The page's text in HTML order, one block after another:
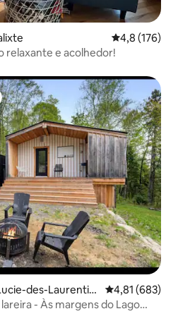
4,8 de uma
4,8 (176)
relaxante e acolhedor!
des-Laurentid
4,81 de uma
4,81 (683)
- Às margens do Lago